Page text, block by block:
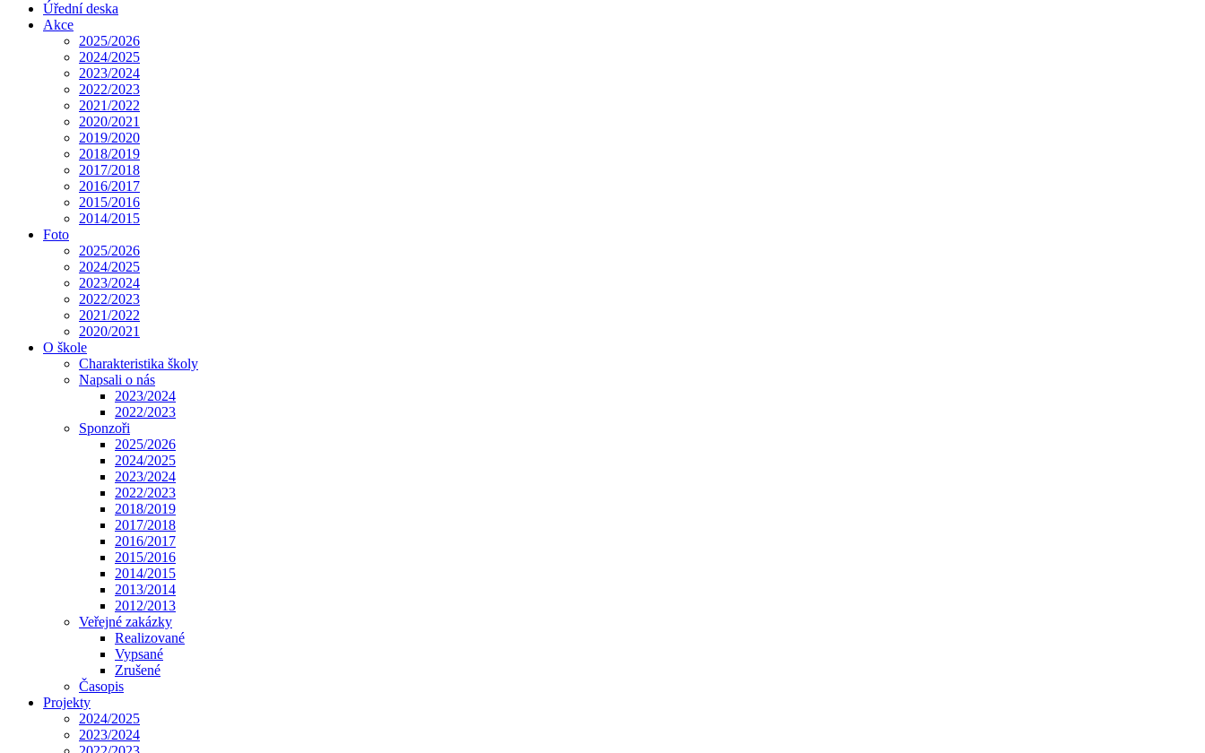
Úřední deska
Akce
2025/2026
2024/2025
2023/2024
2022/2023
2021/2022
2020/2021
2019/2020
2018/2019
2017/2018
2016/2017
2015/2016
2014/2015
Foto
2025/2026
2024/2025
2023/2024
2022/2023
2021/2022
2020/2021
O škole
Charakteristika školy
Napsali o nás
2023/2024
2022/2023
Sponzoři
2025/2026
2024/2025
2023/2024
2022/2023
2018/2019
2017/2018
2016/2017
2015/2016
2014/2015
2013/2014
2012/2013
Veřejné zakázky
Realizované
Vypsané
Zrušené
Časopis
Projekty
2024/2025
2023/2024